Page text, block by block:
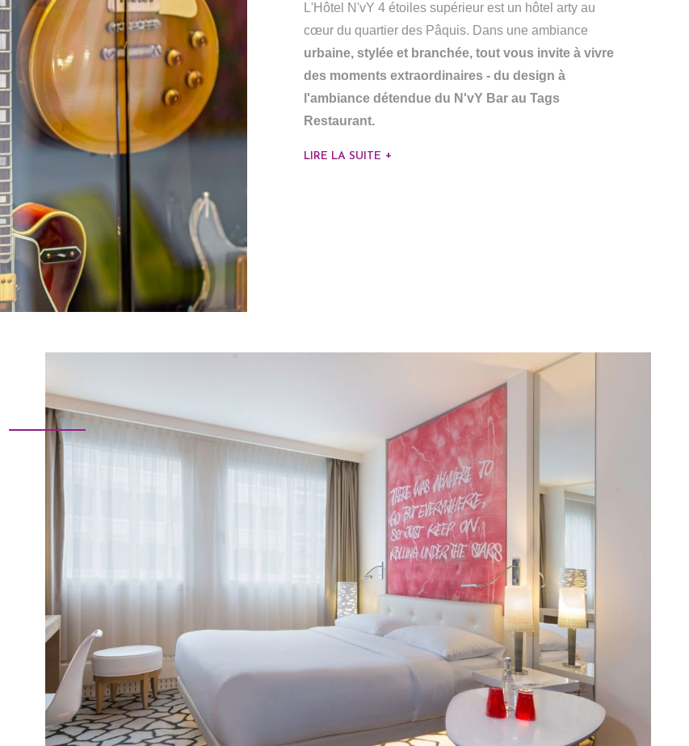
L'Hôtel N'vY 4 étoiles supérieur est un hôtel arty au
cœur du quartier des Pâquis. Dans une ambiance
urbaine, stylée et branchée, tout vous invite à vivre
des moments extraordinaires - du design à
l'ambiance détendue du N'vY Bar au Tags
Restaurant.
LIRE LA SUITE